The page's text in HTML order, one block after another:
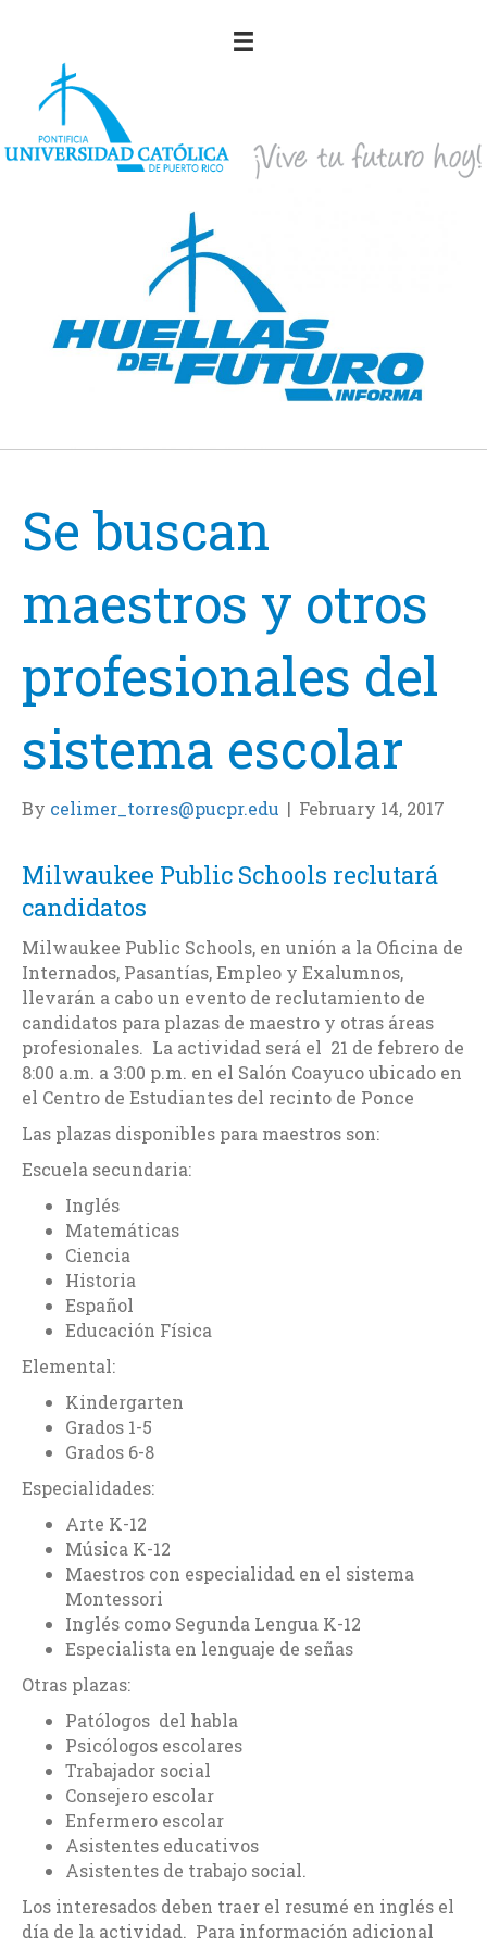
Se buscan
maestros y otros
profesionales del
sistema escolar
By celimer_torres@pucpr.edu | February 14, 2017
Milwaukee Public Schools reclutará
candidatos
Milwaukee Public Schools, en unión a la Oficina de
Internados, Pasantías, Empleo y Exalumnos,
llevarán a cabo un evento de reclutamiento de
candidatos para plazas de maestro y otras áreas
profesionales. La actividad será el 21 de febrero de
8:00 a.m. a 3:00 p.m. en el Salón Coayuco ubicado en
el Centro de Estudiantes del recinto de Ponce
Las plazas disponibles para maestros son:
Escuela secundaria:
Inglés
Matemáticas
Ciencia
Historia
Español
Educación Física
Elemental:
Kindergarten
Grados 1-5
Grados 6-8
Especialidades:
Arte K-12
Música K-12
Maestros con especialidad en el sistema
Montessori
Inglés como Segunda Lengua K-12
Especialista en lenguaje de señas
Otras plazas:
Patólogos del habla
Psicólogos escolares
Trabajador social
Consejero escolar
Enfermero escolar
Asistentes educativos
Asistentes de trabajo social.
Los interesados deben traer el resumé en inglés el
día de la actividad. Para información adicional